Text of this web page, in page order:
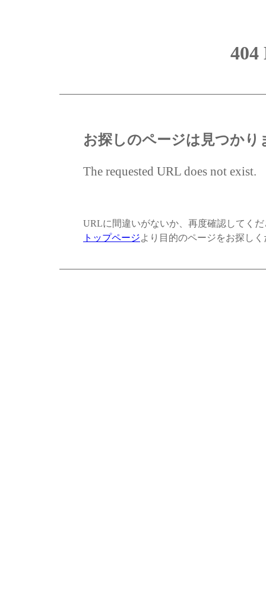
404
お探しのページは見つかり
The requested URL does not exist.
URLに間違いがないか、再度確認してく
トップページより目的のページをお探し